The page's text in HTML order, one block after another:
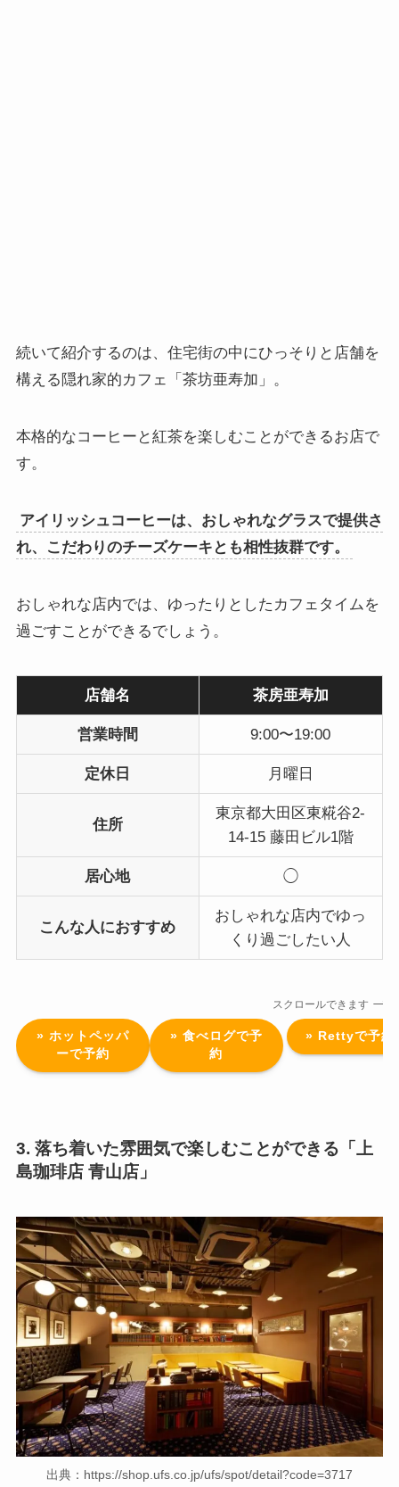
続いて紹介するのは、住宅街の中にひっそりと店舗を
構える隠れ家的カフェ「茶坊亜寿加」。
本格的なコーヒーと紅茶を楽しむことができるお店で
す。
アイリッシュコーヒーは、おしゃれなグラスで提供さ
れ、こだわりのチーズケーキとも相性抜群です。
おしゃれな店内では、ゆったりとしたカフェタイムを
過ごすことができるでしょう。
店舗名 茶房亜寿加
営業時間 9:00〜19:00
定休日 月曜日
住所
東京都大田区東糀谷2-
14-15 藤田ビル1階
居心地 ◯
こんな人におすすめ
おしゃれな店内でゆっ
くり過ごしたい人
スクロールできます
» ホットペッパ
ーで予約
» 食べログで予
約
» Rettyで予約
3. 落ち着いた雰囲気で楽しむことができる「上
島珈琲店 青山店」
出典：https://shop.ufs.co.jp/ufs/spot/detail?code=3717